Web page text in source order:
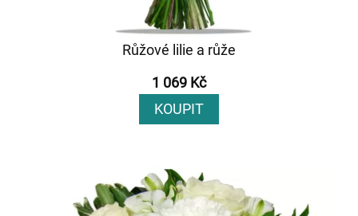
Růžové lilie a růže
1 069 Kč
KOUPIT